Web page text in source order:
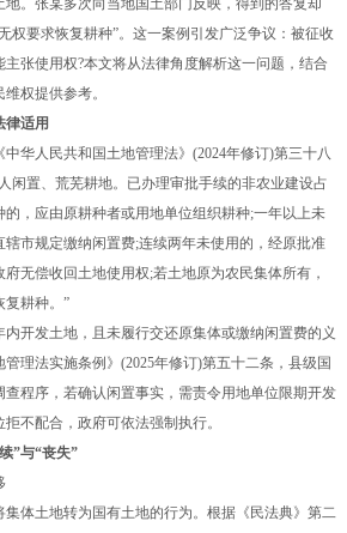
。张某多次向当地国土部门反映，得到的答复却
权要求恢复耕种”。这一案例引发广泛争议：被征收
张使用权?本文将从法律角度解析这一问题，结合
权提供参考。
律适用
华人民共和国土地管理法》(2024年修订)第三十八
闲置、荒芜耕地。已办理审批手续的非农业建设占
，应由原耕种者或用地单位组织耕种;一年以上未
市规定缴纳闲置费;连续两年未使用的，经原批准
无偿收回土地使用权;若土地原为农民集体所有，
复耕种。”
开发土地，且未履行交还原集体或缴纳闲置费的义
理法实施条例》(2025年修订)第五十二条，县级国
程序，若确认闲置事实，需责令用地单位限期开发
不配合，政府可依法强制执行。
”与“丧失”
体土地转为国有土地的行为。根据《民法典》第二